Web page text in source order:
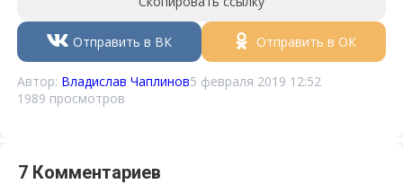
Отправить в ВК Отправить в ОК
Автор: Владислав Чаплинов5 февраля 2019 12:52
1989 просмотров
7 Комментариев